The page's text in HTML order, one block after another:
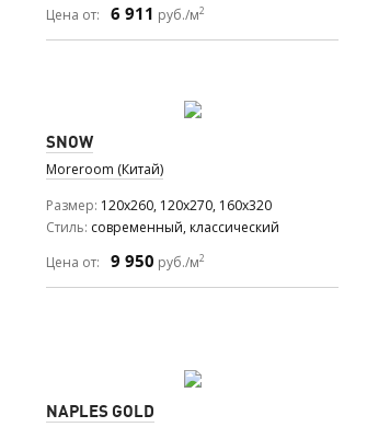
Цена от:
6 911 руб./м2
SNOW
Moreroom (Китай)
Размер 120x260, 120x270, 160x320
Стиль современный, классический
Цена от:
9 950 руб./м2
NAPLES GOLD